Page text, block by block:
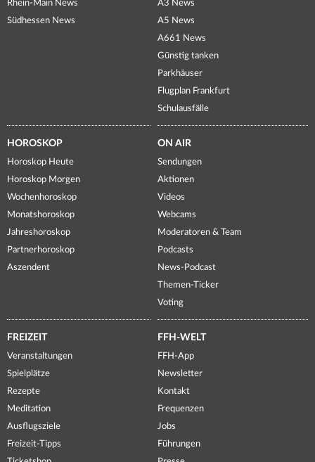
Rhein-Main News
Südhessen News
A3 News
A5 News
A661 News
Günstig tanken
Parkhäuser
Flugplan Frankfurt
Schulausfälle
HOROSKOP
Horoskop Heute
Horoskop Morgen
Wochenhoroskop
Monatshoroskop
Jahreshoroskop
Partnerhoroskop
Aszendent
ON AIR
Sendungen
Aktionen
Videos
Webcams
Moderatoren & Team
Podcasts
News-Podcast
Themen-Ticker
Voting
FREIZEIT
Veranstaltungen
Spielplätze
Rezepte
Meditation
Ausflugsziele
Freizeit-Tipps
FFH-WELT
FFH-App
Newsletter
Kontakt
Frequenzen
Jobs
Führungen